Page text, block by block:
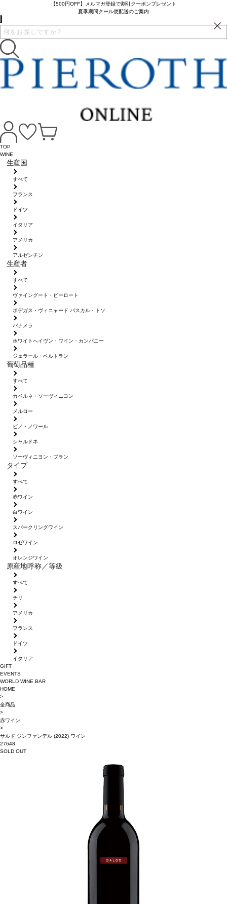
【500円OFF】メルマガ登録で割引クーポンプレゼント
夏季期間クール便配送のご案内
TOP
WINE
生産国
すべて
フランス
ドイツ
イタリア
アメリカ
アルゼンチン
生産者
すべて
ヴァイングート・ピーロート
ボデガス・ヴィニャード パスカル・トソ
パナメラ
ホワイトへイヴン・ワイン・カンパニー
ジェラール・ベルトラン
葡萄品種
すべて
カベルネ・ソーヴィニヨン
メルロー
ピノ・ノワール
シャルドネ
ソーヴィニヨン・ブラン
タイプ
すべて
赤ワイン
白ワイン
スパークリングワイン
ロゼワイン
オレンジワイン
原産地呼称／等級
すべて
チリ
アメリカ
フランス
ドイツ
イタリア
GIFT
EVENTS
WORLD WINE BAR
HOME
>
全商品
>
赤ワイン
>
サルド ジンファンデル (2022) ワイン
27648
SOLD OUT